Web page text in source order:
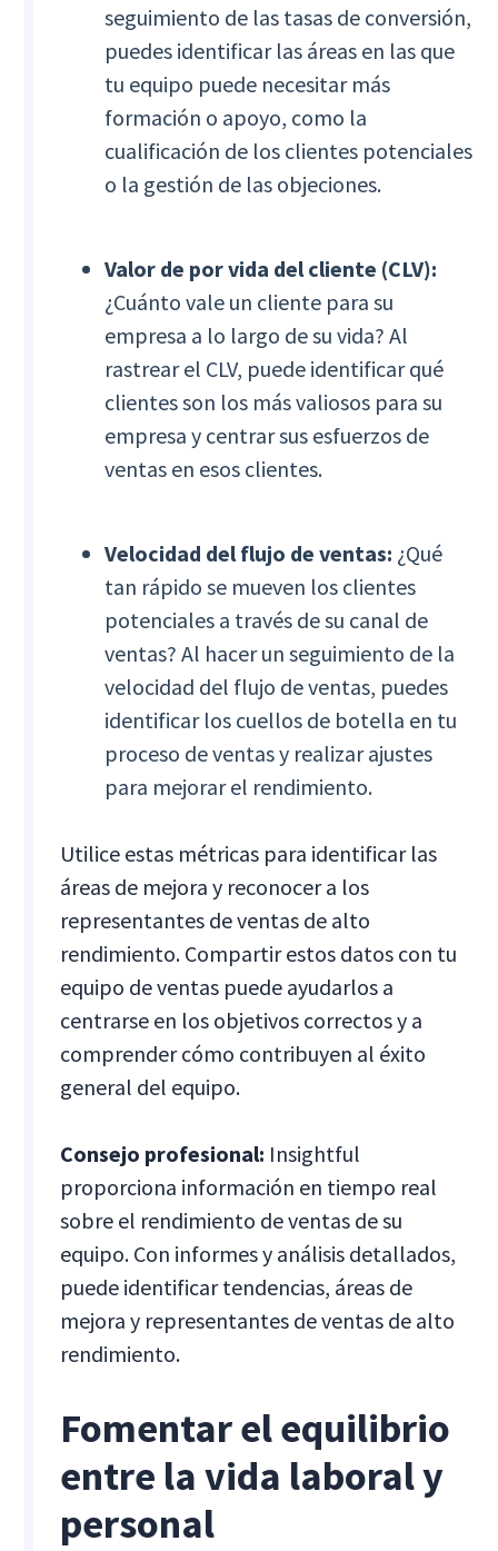
seguimiento de las tasas de conversión,
puedes identificar las áreas en las que
tu equipo puede necesitar más
formación o apoyo, como la
cualificación de los clientes potenciales
o la gestión de las objeciones.
Valor de por vida del cliente (CLV):
¿Cuánto vale un cliente para su
empresa a lo largo de su vida? Al
rastrear el CLV, puede identificar qué
clientes son los más valiosos para su
empresa y centrar sus esfuerzos de
ventas en esos clientes.
Velocidad del flujo de ventas: ¿Qué
tan rápido se mueven los clientes
potenciales a través de su canal de
ventas? Al hacer un seguimiento de la
velocidad del flujo de ventas, puedes
identificar los cuellos de botella en tu
proceso de ventas y realizar ajustes
para mejorar el rendimiento.
Utilice estas métricas para identificar las
áreas de mejora y reconocer a los
representantes de ventas de alto
rendimiento. Compartir estos datos con tu
equipo de ventas puede ayudarlos a
centrarse en los objetivos correctos y a
comprender cómo contribuyen al éxito
general del equipo.
Consejo profesional: Insightful
proporciona información en tiempo real
sobre el rendimiento de ventas de su
equipo. Con informes y análisis detallados,
puede identificar tendencias, áreas de
mejora y representantes de ventas de alto
rendimiento.
Fomentar el equilibrio
entre la vida laboral y
personal